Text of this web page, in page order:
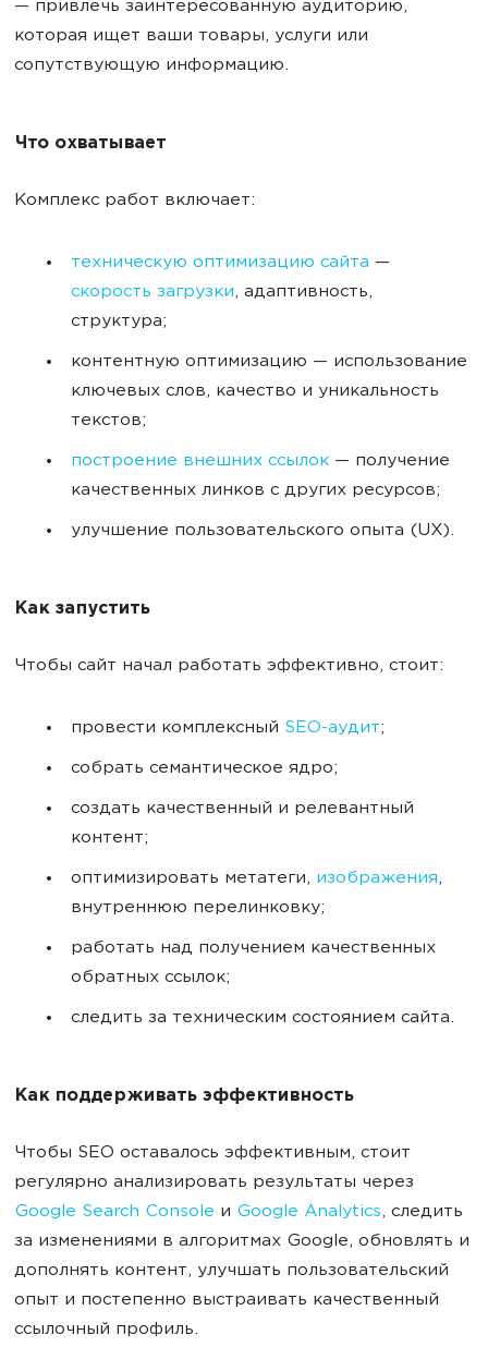
— привлечь заинтересованную аудиторию,
которая ищет ваши товары, услуги или
сопутствующую информацию.
Что охватывает
Комплекс работ включает:
техническую оптимизацию сайта —
скорость загрузки, адаптивность,
структура;
контентную оптимизацию — использование
ключевых слов, качество и уникальность
текстов;
построение внешних ссылок — получение
качественных линков с других ресурсов;
улучшение пользовательского опыта (UX).
Как запустить
Чтобы сайт начал работать эффективно, стоит:
провести комплексный SEO-аудит;
собрать семантическое ядро;
создать качественный и релевантный
контент;
оптимизировать метатеги, изображения,
внутреннюю перелинковку;
работать над получением качественных
обратных ссылок;
следить за техническим состоянием сайта.
Как поддерживать эффективность
Чтобы SEO оставалось эффективным, стоит
регулярно анализировать результаты через
Google Search Console и Google Analytics, следить
за изменениями в алгоритмах Google, обновлять и
дополнять контент, улучшать пользовательский
опыт и постепенно выстраивать качественный
ссылочный профиль.